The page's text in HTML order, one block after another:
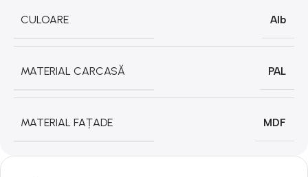
CULOARE Alb
MATERIAL CARCASĂ PAL
MATERIAL FAȚADE MDF